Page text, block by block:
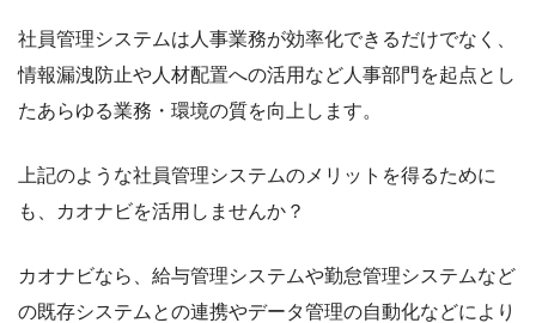
社員管理システムは人事業務が効率化できるだけでなく、
情報漏洩防止や人材配置への活用など人事部門を起点とし
たあらゆる業務・環境の質を向上します。
上記のような社員管理システムのメリットを得るために
も、カオナビを活用しませんか？
カオナビなら、給与管理システムや勤怠管理システムなど
の既存システムとの連携やデータ管理の自動化などにより